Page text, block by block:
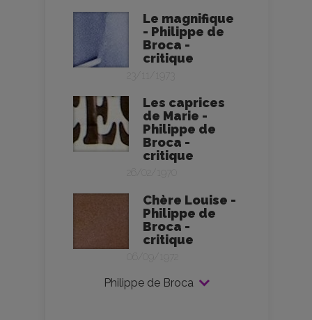
Le magnifique
- Philippe de
Broca -
critique
23/11/1973
Les caprices
de Marie -
Philippe de
Broca -
critique
26/02/1970
Chère Louise -
Philippe de
Broca -
critique
06/09/1972
Philippe de Broca